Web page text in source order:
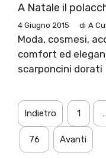
A Natale il
4 Giugno 2015 di A
Moda, cosmesi,
comfort ed
scarponcini dorati
Indietro 1
76 Avanti